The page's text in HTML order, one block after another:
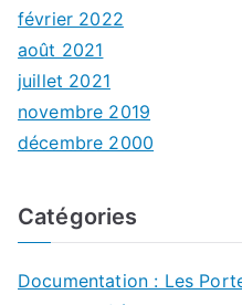
février 2022
août 2021
juillet 2021
novembre 2019
décembre 2000
Catégories
Documentation : Les